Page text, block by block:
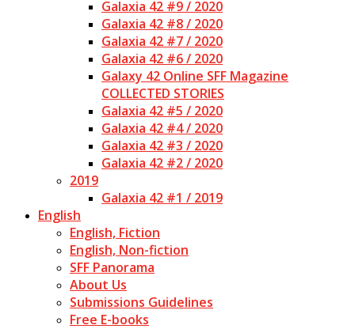
Galaxia 42 #9 / 2020
Galaxia 42 #8 / 2020
Galaxia 42 #7 / 2020
Galaxia 42 #6 / 2020
Galaxy 42 Online SFF Magazine
COLLECTED STORIES
Galaxia 42 #5 / 2020
Galaxia 42 #4 / 2020
Galaxia 42 #3 / 2020
Galaxia 42 #2 / 2020
2019
Galaxia 42 #1 / 2019
English
English, Fiction
English, Non-fiction
SFF Panorama
About Us
Submissions Guidelines
Free E-books